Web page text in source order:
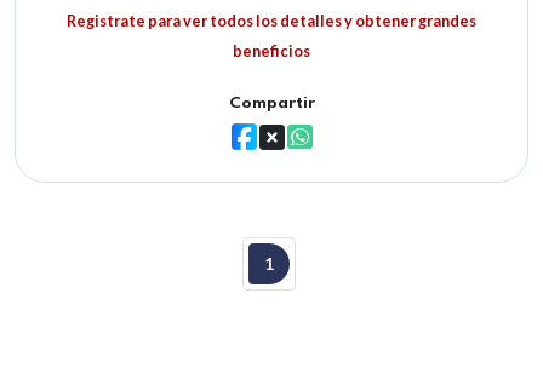
Registrate para ver todos los detalles y obtener grandes
beneficios
Compartir
1